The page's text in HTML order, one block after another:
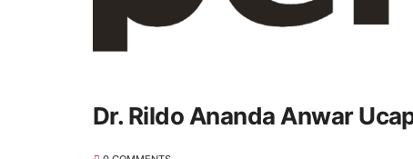
Dr. Rildo Ananda Anwar